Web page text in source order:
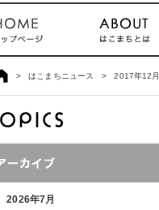
> はこまちニュース > 2017年12月
2026年7月